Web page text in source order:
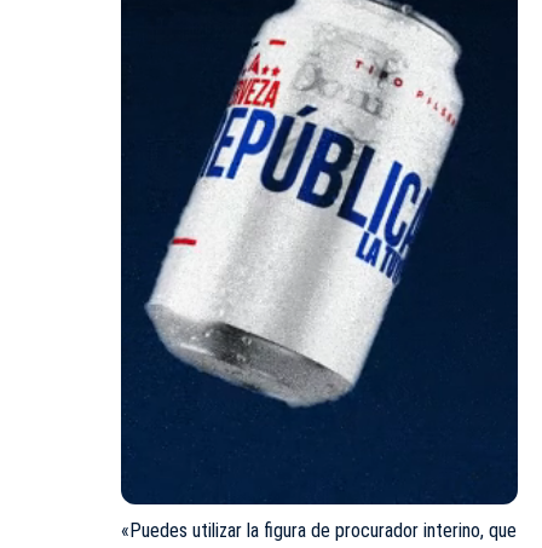
«Puedes utilizar la figura de procurador interino, que